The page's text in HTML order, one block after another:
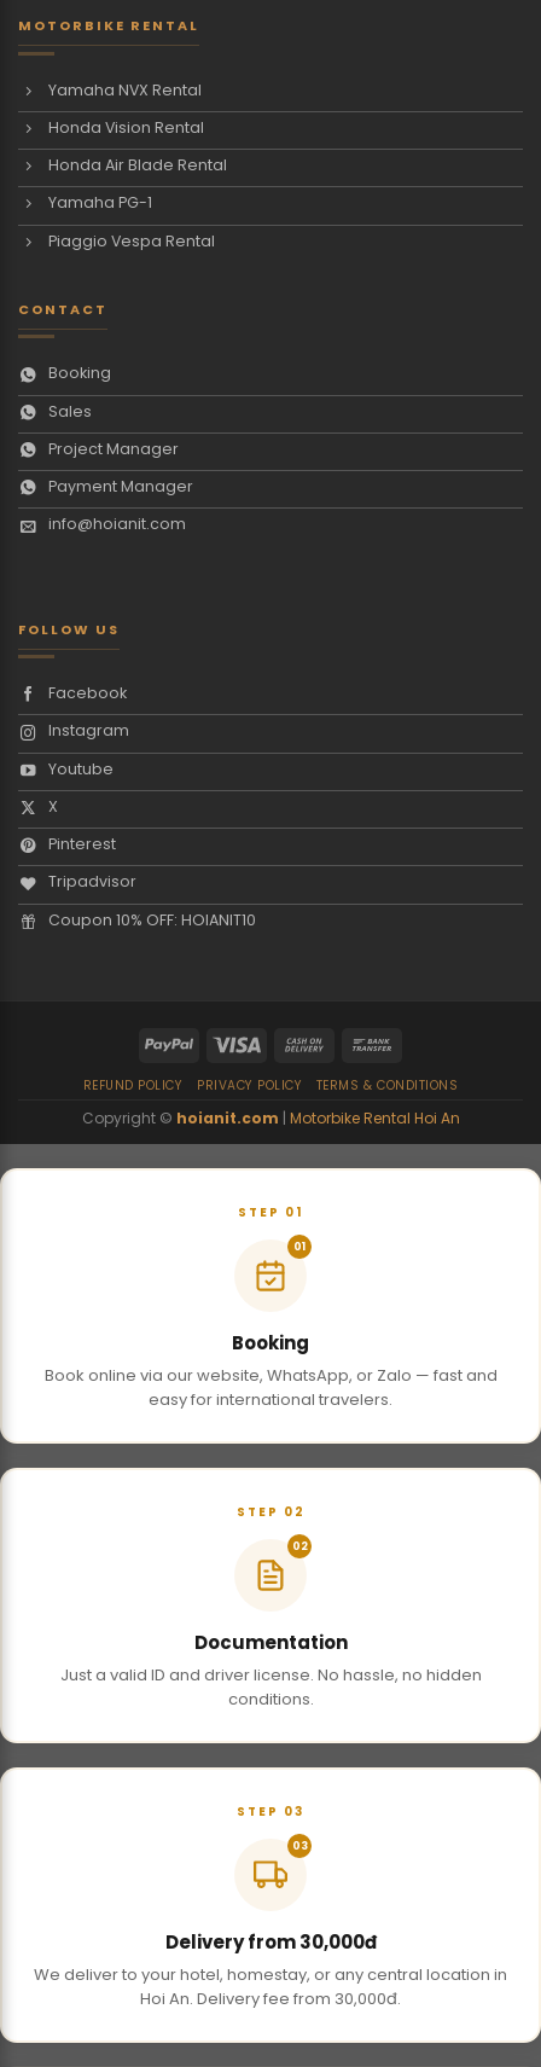
MOTORBIKE RENTAL
Yamaha NVX Rental
Honda Vision Rental
Honda Air Blade Rental
Yamaha PG-1
Piaggio Vespa Rental
CONTACT
Booking
Sales
Project Manager
Payment Manager
info@hoianit.com
FOLLOW US
Facebook
Instagram
Youtube
X
Pinterest
Tripadvisor
Coupon 10% OFF: HOIANIT10
REFUND POLICY PRIVACY POLICY TERMS & CONDITIONS
Copyright © hoianit.com | Motorbike Rental Hoi An
STEP 01
01
Booking
Book online via our website, WhatsApp, or Zalo — fast and
easy for international travelers.
STEP 02
02
Documentation
Just a valid ID and driver license. No hassle, no hidden
conditions.
STEP 03
03
Delivery from 30,000đ
We deliver to your hotel, homestay, or any central location in
Hoi An. Delivery fee from 30,000đ.